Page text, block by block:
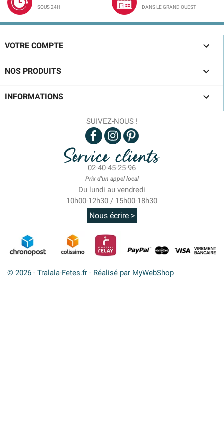
SOUS 24H
DANS LE GRAND OUEST
VOTRE COMPTE 
NOS PRODUITS 
INFORMATIONS 
SUIVEZ-NOUS !
Service clients
02-40-45-25-96
Prix d'un appel local
Du lundi au vendredi
10h00-12h30 / 15h00-18h30
Nous écrire >
© 2026 - Tralala-Fetes.fr - Réalisé par MyWebShop